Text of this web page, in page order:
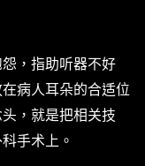
，指助听器不好
病人耳朵的合适位
，就是把相关技
手术上。